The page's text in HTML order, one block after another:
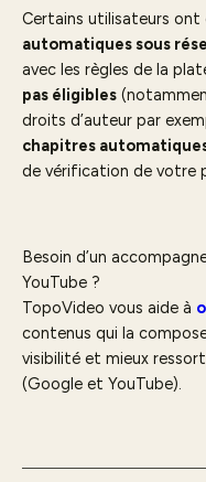
Certains utilisateurs ont
automatiques sous
avec les règles de la
pas éligibles
droits d’auteur par
chapitres
de vérification de votre
Besoin d’un
YouTube ?
TopoVideo vous aide à
contenus qui la
visibilité et mieux
(Google et YouTube).